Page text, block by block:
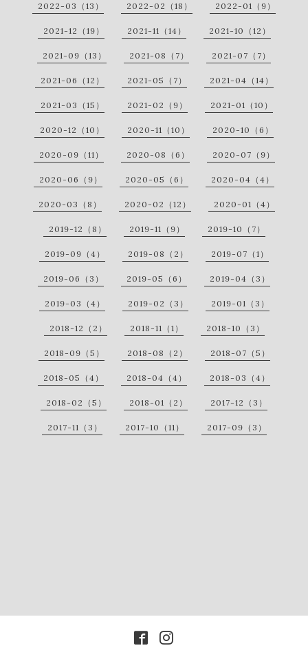
2022-03（13） 2022-02（18） 2022-01（9）
2021-12（19） 2021-11（14） 2021-10（12）
2021-09（13） 2021-08（7） 2021-07（7）
2021-06（12） 2021-05（7） 2021-04（14）
2021-03（15） 2021-02（9） 2021-01（10）
2020-12（10） 2020-11（10） 2020-10（6）
2020-09（11） 2020-08（6） 2020-07（9）
2020-06（9） 2020-05（6） 2020-04（4）
2020-03（8） 2020-02（12） 2020-01（4）
2019-12（8） 2019-11（9） 2019-10（7）
2019-09（4） 2019-08（2） 2019-07（1）
2019-06（3） 2019-05（6） 2019-04（3）
2019-03（4） 2019-02（3） 2019-01（3）
2018-12（2） 2018-11（1） 2018-10（3）
2018-09（5） 2018-08（2） 2018-07（5）
2018-05（4） 2018-04（4） 2018-03（4）
2018-02（5） 2018-01（2） 2017-12（3）
2017-11（3） 2017-10（11） 2017-09（3）